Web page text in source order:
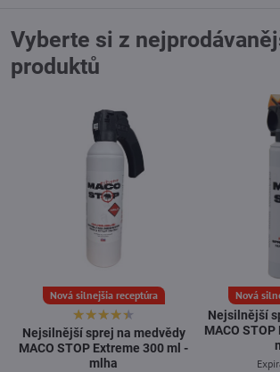
Vyberte si z
produktů
Nová silnejšia receptúra
Nejsilnější sprej na medvědy
MACO STOP Extreme 300 ml -
mlha
Nová
Nejsilnější
MACO